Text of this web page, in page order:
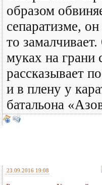
образом
сепаратизме,
то
муках на грани
рассказывает
и в плену у
батальона
23.09.2016 19:08